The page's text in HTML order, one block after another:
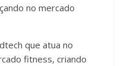
no mercado
que atua no
fitness, criando